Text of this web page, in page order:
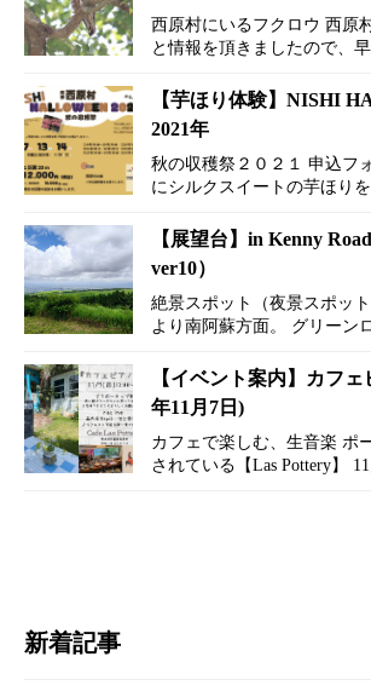
西原村にいるフクロウ 西原
と情報を頂きましたので、
【白山姫神社】 西原村役場
う途中（熊本高森線沿い）
鳥…
【芋ほり体験】NISHI
2021年
秋の収穫祭２０２１ 申込フ
にシルクスイートの芋ほり
月13日（土曜日） 11月14日
【展望台】in Kenny
ver10）
絶景スポット（夜景スポッ
より南阿蘇方面。 グリーン
ド） ケニーロードの看板
にある展望台。 &n…
【イベント案内】カフェ
年11月7日)
カフェで楽しむ、生音楽 ポ
されている【Las Pottery】
新着記事